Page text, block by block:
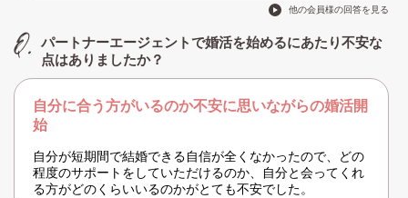
他の会員様の回答を見る
パートナーエージェントで婚活を始めるにあたり不安な
点はありましたか？
自分に合う方がいるのか不安に思いながらの婚活開
始
自分が短期間で結婚できる自信が全くなかったので、どの
程度のサポートをしていただけるのか、自分と会ってくれ
る方がどのくらいいるのかがとても不安でした。